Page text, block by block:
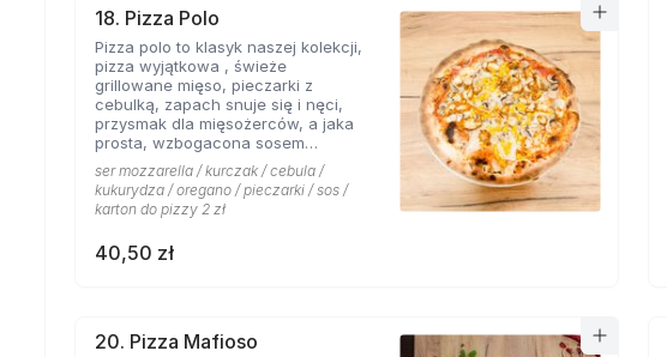
18. Pizza Polo
Pizza polo to klasyk naszej kolekcji,
pizza wyjątkowa , świeże
grillowane mięso, pieczarki z
cebulką, zapach snuje się i nęci,
przysmak dla mięsożerców, a jaka
prosta, wzbogacona sosem
jogurtowo czosnkowym zadowala
od lat Gości Pizzerii Hyyper.
ser mozzarella / kurczak / cebula /
kukurydza / oregano / pieczarki / sos /
karton do pizzy 2 zł
40,50 zł
20. Pizza Mafioso